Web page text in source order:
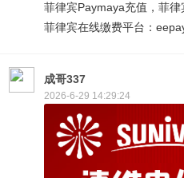
菲律宾Paymaya充值，菲律
菲律宾在线缴费平台：
成哥337
2026-6-29 14:29:24